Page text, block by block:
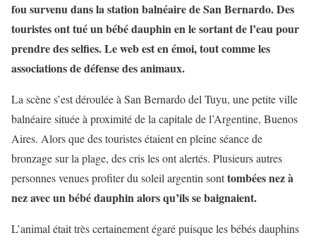
fou survenu dans la station balnéaire de San Bernardo. Des
touristes ont tué un bébé dauphin en le sortant de l’eau pour
prendre des selfies. Le web est en émoi, tout comme les
associations de défense des animaux.
La scène s’est déroulée à San Bernardo del Tuyu, une petite ville
balnéaire située à proximité de la capitale de l’Argentine, Buenos
Aires. Alors que des touristes étaient en pleine séance de
bronzage sur la plage, des cris les ont alertés. Plusieurs autres
personnes venues profiter du soleil argentin sonttombées nez à
nez avec un bébé dauphin alors qu’ils se baignaient.
L’animal était très certainement égaré puisque les bébés dauphins